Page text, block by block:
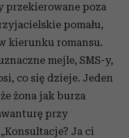
przekierowane poza
pomału,
kierunku romansu.
mejle, SMS-y,
co się dzieje. Jeden
żona jak burza
przy
Ja ci